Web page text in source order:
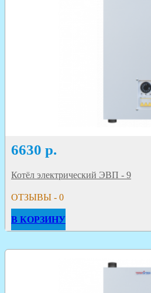
6630 р.
Котёл электрический ЭВП - 9
ОТЗЫВЫ - 0
В КОРЗИНУ